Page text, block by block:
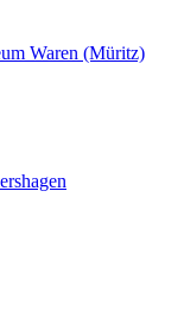
Waren (Müritz)